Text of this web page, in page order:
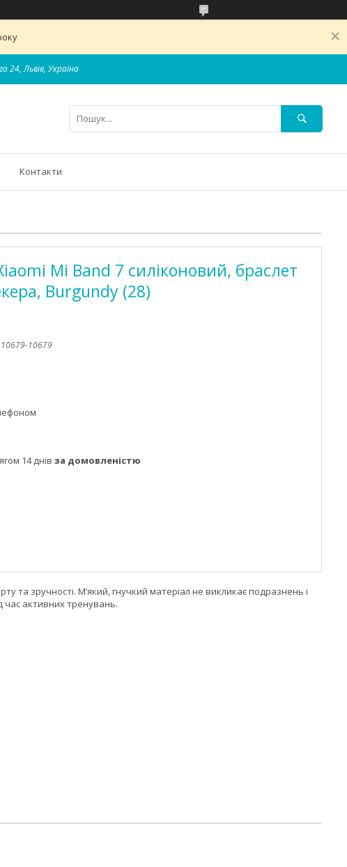
24, Львів, Україна
Контакти
Mi Band 7 силіконовий, браслет
Burgundy (28)
10679-10679
14 днів за домовленістю
та зручності. М’який, гнучкий матеріал не викликає подразнень і
час активних тренувань.